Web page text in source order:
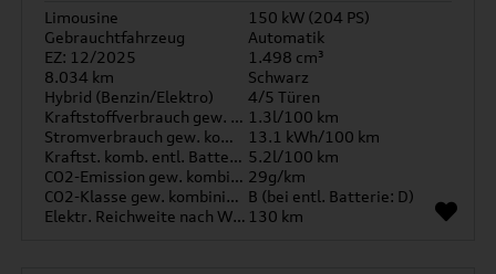
Limousine
150 kW (204 PS)
Gebrauchtfahrzeug
Automatik
EZ: 12/2025
1.498 cm³
8.034 km
Schwarz
Hybrid (Benzin/Elektro)
4/5 Türen
Kraftstoffverbrauch gew. kombiniert 1.3l/100 km
Stromverbrauch gew. kombiniert
13.1 kWh/100 km
Kraftst. komb. entl. Batterie 5.2l/100 km
CO2-Emission gew. kombiniert 29g/km
CO2-Klasse gew. kombiniert B (bei entl. Batterie: D)
Elektr. Reichweite nach WLTP* 130 km